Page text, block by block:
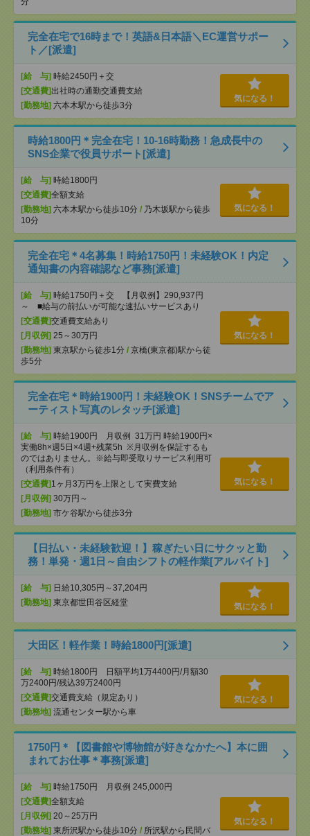
完全在宅で16時まで！英語&日本語＼EC運営サポー
ト／[派遣]
[給 与] 時給2450円＋交
[交通費]出社時の通勤交通費支給
[勤務地] 六本木駅から徒歩3分
気になる！
時給1800円＊完全在宅！10-16時勤務！急成長中の
SNS企業で役員サポート[派遣]
[給 与] 時給1800円
[交通費]全額支給
[勤務地] 六本木駅から徒歩10分 / 乃木坂駅から徒歩
10分
気になる！
完全在宅＊4名募集！時給1750円！未経験OK！内定
通知書の内容確認など事務[派遣]
[給 与] 時給1750円＋交 【月収例】290,937円
～ ■給与の前払いが可能な速払いサービスあり
[交通費]交通費支給あり
[月収例] 25～30万円
[勤務地] 東京駅から徒歩1分 / 京橋(東京都)駅から徒
歩5分
気になる！
完全在宅＊時給1900円！未経験OK！SNSチームでア
ーティスト写真のレタッチ[派遣]
[給 与] 時給1900円 月収例 31万円 時給1900円×
実働8h×週5日×4週+残業5h ※月収例を保証するも
のではありません。※給与即受取りサービス利用可
（利用条件有）
[交通費] 1ヶ月3万円を上限として実費支給
[月収例] 30万円～
[勤務地] 市ケ谷駅から徒歩3分
気になる！
【日払い・未経験歓迎！】稼ぎたい日にサクッと勤
務！単発・週1日～自由シフトの軽作業[アルバイト]
[給 与] 日給10,305円～37,204円
[勤務地] 東京都世田谷区経堂 気になる！
大田区！軽作業！時給1800円[派遣]
[給 与] 時給1800円 日額平均1万4400円/月額30
万2400円/残込39万2400円
[交通費]交通費支給（規定あり）
[勤務地] 流通センター駅から車
気になる！
1750円＊【図書館や博物館が好きなかたへ】本に囲
まれてお仕事＊事務[派遣]
[給 与] 時給1750円 月収例 245,000円
[交通費]全額支給
[月収例] 20～25万円
[勤務地] 東所沢駅から徒歩10分 / 所沢駅から民間バ
気になる！